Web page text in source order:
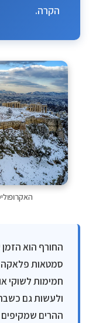
הקרה.
החורף הוא
סמטאות פלאקה
חמימות לשוקי
ולעשות גם
ההרים